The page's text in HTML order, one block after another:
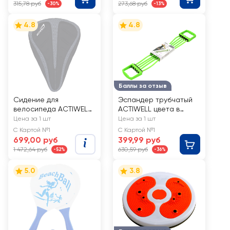
315,78 руб -30% 273,68 руб -13%
4.8
Сидение для
велосипеда ACTIWELL
29x20см, гелевое, Арт.
BIK-04
Цена за 1 шт
С Картой №1
699,00 руб
1 472,64 руб -52%
Баллы за отзыв
4.8
Эспандер трубчатый
ACTIWELL цвета в
ассортименте, Арт.
15915
Цена за 1 шт
С Картой №1
399,99 руб
630,59 руб -36%
5.0 3.8